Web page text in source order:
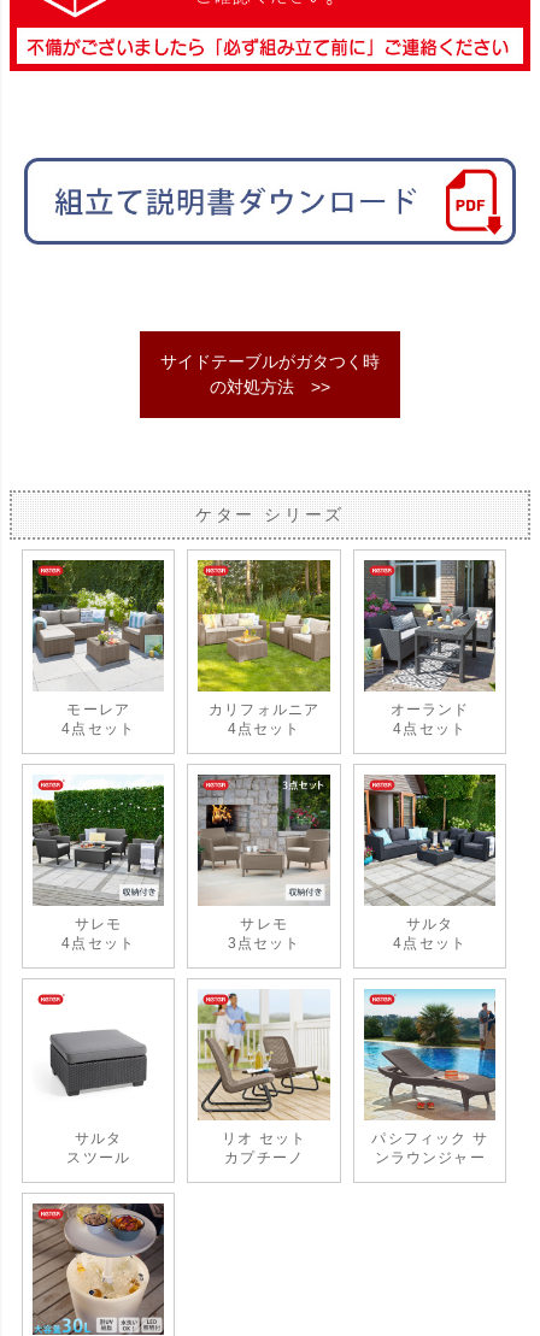
サイドテーブルがガタつく時
の対処方法 >>
ケター シリーズ
モーレア
4点セット
カリフォルニア
4点セット
オーランド
4点セット
サレモ
4点セット
サレモ
3点セット
サルタ
4点セット
サルタ
スツール
リオ セット
カプチーノ
パシフィック サ
ンラウンジャー